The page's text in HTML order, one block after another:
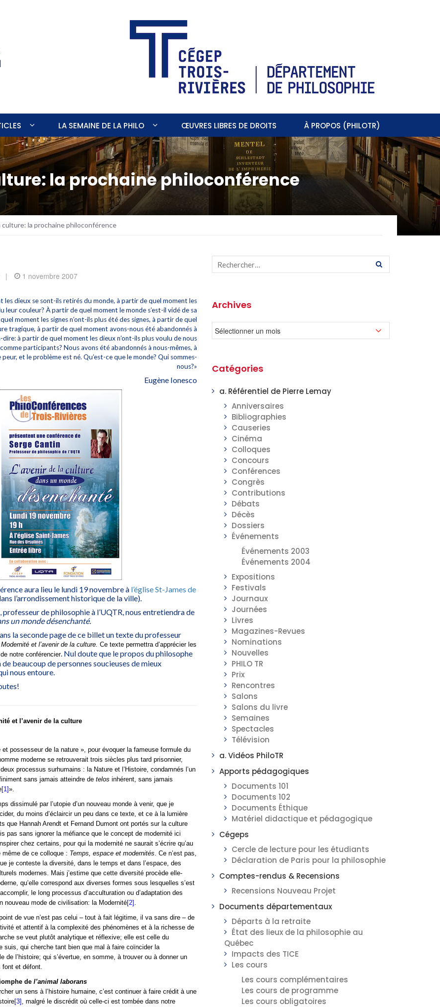
LA SEMAINE DE LA PHILO ŒUVRES LIBRES DE DROITS À PROPOS (PHILOTR)
la prochaine philoconférence
culture: la prochaine philoconférence
| 1 novembre 2007
les dieux se sont-ils retirés du monde, à partir de quel moment les
leur couleur? À partir de quel moment le monde s’est-il vidé de sa
moment les signes n’ont-ils plus été des signes, à partir de quel
tragique, à partir de quel moment avons-nous été abandonnés à
dire: à partir de quel moment les dieux n’ont-ils plus voulu de nous
participants? Nous avons été abandonnés à nous-mêmes, à
et le problème est né. Qu’est-ce que le monde? Qui sommes-
nous?»
Eugène Ionesco
aura lieu le lundi 19 novembre à l’église St-James de
l’arrondissement historique de la ville).
de philosophie à l’UQTR, nous entretiendra de
un monde désenchanté.
la seconde page de ce billet un texte du professeur
et l’avenir de la culture. Ce texte permettra d’apprécier les
notre conférencier. Nul doute que le propos du philosophe
beaucoup de personnes soucieuses de mieux
nous entoure.
et l’avenir de la culture
et possesseur de la nature », pour évoquer la fameuse formule du
moderne se retrouverait trois siècles plus tard prisonnier,
processus surhumains : la Nature et l’Histoire, condamnés l’un
sans jamais atteindre de telos inhérent, sans jamais
[1]».
dissimulé par l’utopie d’un nouveau monde à venir, que je
du moins d’éclaircir un peu dans ce texte, et ce à la lumière
que Hannah Arendt et Fernand Dumont ont portés sur la culture
pas sans ignorer la méfiance que le concept de modernité ici
chez certains, pour qui la modernité ne saurait s’écrire qu’au
de ce colloque : Temps, espace et modernités. Ce n’est pas,
je conteste la diversité, dans le temps et dans l’espace, des
modernes. Mais j’estime que cette diversité procède elle-
qu’elle correspond aux diverses formes sous lesquelles s’est
le long processus d’acculturation ou d’adaptation des
nouveau mode de civilisation: la Modernité[2] .
de vue n’est pas celui – tout à fait légitime, il va sans dire – de
et attentif à la complexité des phénomènes et à la richesse de
se veut plutôt analytique et réflexive; elle est celle du
suis, qui cherche tant bien que mal à faire coïncider la
de l’histoire; qui s’évertue, en somme, à trouver ou à donner un
font et défont.
de l’animal laborans
un sens à l’histoire humaine, c’est continuer à faire crédit à une
[3] , malgré le discrédit où celle-ci est tombée dans notre
Archives
Catégories
a. Référentiel de Pierre Lemay
Anniversaires
Bibliographies
Causeries
Cinéma
Colloques
Concours
Conférences
Congrès
Contributions
Débats
Décès
Dossiers
Événements
Événements 2003
Événements 2004
Expositions
Festivals
Journaux
Journées
Livres
Magazines-Revues
Nominations
Nouvelles
PHILO TR
Prix
Rencontres
Salons
Salons du livre
Semaines
Spectacles
Télévision
a. Vidéos PhiloTR
Apports pédagogiques
Documents 101
Documents 102
Documents Éthique
Matériel didactique et pédagogique
Cégeps
Cercle de lecture pour les étudiants
Déclaration de Paris pour la philosophie
Comptes-rendus & Recensions
Recensions Nouveau Projet
Documents départementaux
Départs à la retraite
État des lieux de la philosophie au
Québec
Impacts des TICE
Les cours
Les cours complémentaires
Les cours de programme
Les cours obligatoires